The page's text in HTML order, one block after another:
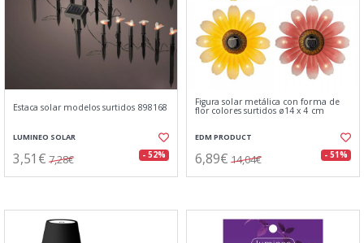
Estaca solar modelos surtidos 898168
LUMINEO SOLAR
3,51€ 7,28€ - 52%
Figura solar metálica con forma de
flor colores surtidos ø14 x 4 cm
EDM PRODUCT
6,89€ 14,04€ - 51%